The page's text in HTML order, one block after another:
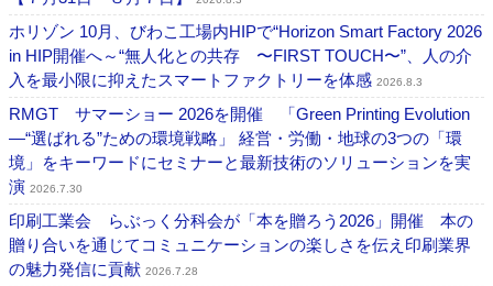
ホリゾン 10月、びわこ工場内HIPで“Horizon Smart Factory 2026
in HIP開催へ～“無人化との共存 〜FIRST TOUCH〜”、人の介
入を最小限に抑えたスマートファクトリーを体感 2026.8.3
RMGT サマーショー 2026を開催 「Green Printing Evolution
―“選ばれる”ための環境戦略」 経営・労働・地球の3つの「環
境」をキーワードにセミナーと最新技術のソリューションを実
演 2026.7.30
印刷工業会 らぶっく分科会が「本を贈ろう2026」開催 本の
贈り合いを通じてコミュニケーションの楽しさを伝え印刷業界
の魅力発信に貢献 2026.7.28